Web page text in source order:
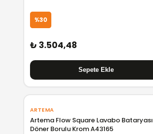
%30
₺ 3.504,48
ARTEMA
Artema Flow Square Lavabo Bataryası
Döner Borulu Krom A43165